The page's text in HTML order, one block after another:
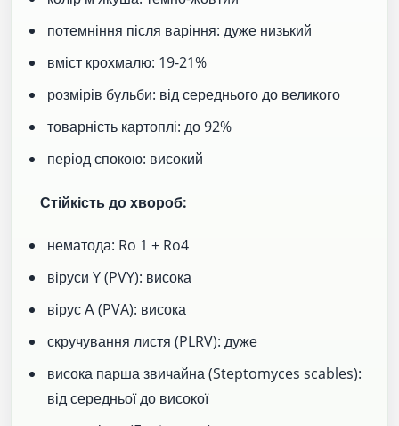
потемніння після варіння: дуже низький
вміст крохмалю: 19-21%
розмірів бульби: від середнього до великого
товарність картоплі: до 92%
період спокою: високий
Стійкість до хвороб:
нематода: Ro 1 + Ro4
віруси Y (PVY): висока
вірус А (PVA): висока
скручування листя (PLRV): дуже
висока парша звичайна (Steptomyces scables):
від середньої до високої